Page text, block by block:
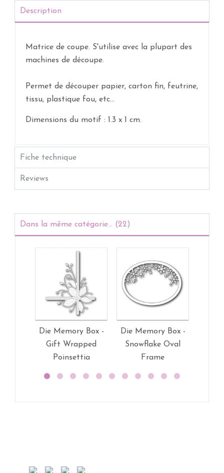
Description
Matrice de coupe. S'utilise avec la plupart des
machines de découpe.
Permet de découper papier, carton fin, feutrine,
tissu, plastique fou, etc...
Dimensions du motif : 1.3 x 1 cm.
Fiche technique
Reviews
Dans la même catégorie... (22)
Die Memory Box -
Gift Wrapped
Poinsettia
Die Memory Box -
Snowflake Oval
Frame